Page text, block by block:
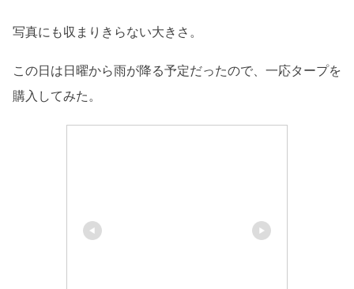
写真にも収まりきらない大きさ。
この日は日曜から雨が降る予定だったので、一応タープを
購入してみた。